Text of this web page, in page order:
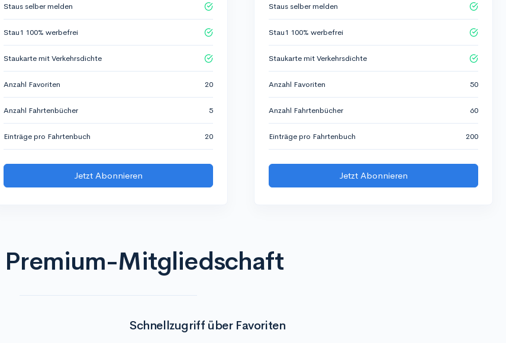
Staus selber melden
Stau1 100% werbefrei
Staukarte mit Verkehrsdichte
Anzahl Favoriten 20
Anzahl Fahrtenbücher 5
Einträge pro Fahrtenbuch 20
Jetzt Abonnieren
Staus selber melden
Stau1 100% werbefrei
Staukarte mit Verkehrsdichte
Anzahl Favoriten 50
Anzahl Fahrtenbücher 60
Einträge pro Fahrtenbuch 200
Jetzt Abonnieren
Premium-Mitgliedschaft
Schnellzugriff über Favoriten